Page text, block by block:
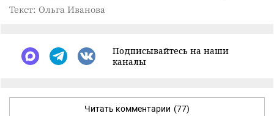
Текст: Ольга Иванова
Подписывайтесь на наши
каналы
Читать комментарии (77)